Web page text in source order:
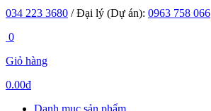
034 223 3680 / Đại lý (Dự án): 0963 758 066
0
Giỏ hàng
0.00đ
Danh mục sản phẩm